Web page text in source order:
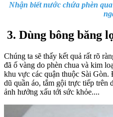
Nhận biết nước chứa phèn
3. Dùng bông băng
Chúng ta sẽ thấy kết quả rất rõ
đã ố vàng do phèn chua và kim
khu vực các quận thuộc Sài
dũ quần áo, tắm gội trực tiếp trên
ảnh hưởng xấu tới sức khỏe....